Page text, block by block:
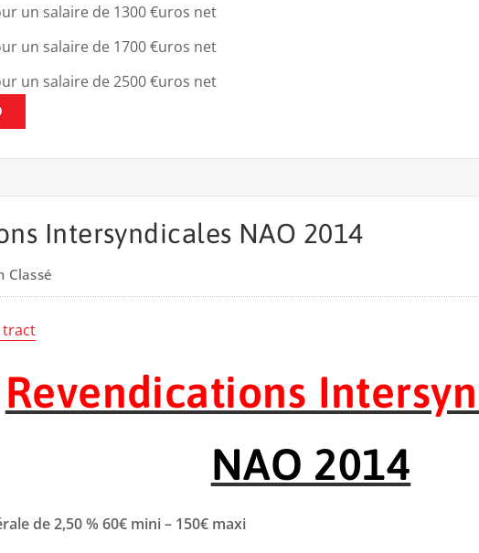
un salaire de 1300 €uros net
un salaire de 1700 €uros net
un salaire de 2500 €uros net
Intersyndicales NAO 2014
Classé
tract
Revendications
NAO 2014
de 2,50 % 60€ mini – 150€ maxi